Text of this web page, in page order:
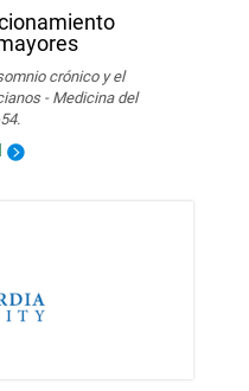
crónico y el
- Medicina del